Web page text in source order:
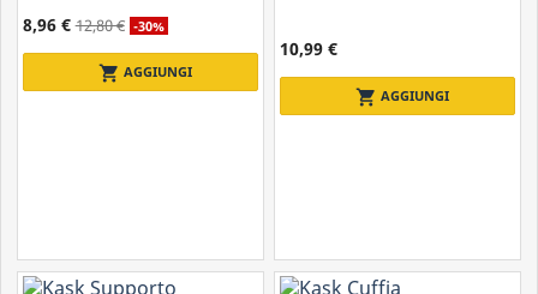
8,96 € 12,80 € -30%
shopping_cart AGGIUNGI
10,99 €
shopping_cart AGGIUNGI